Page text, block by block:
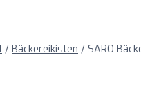
/ Bäckereikisten / SARO